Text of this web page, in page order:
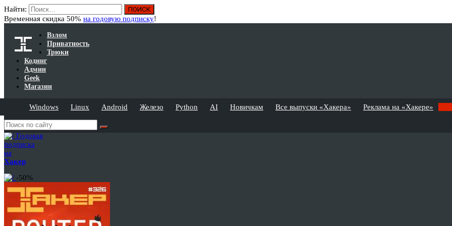
Найти:
Временная скидка 50% на годовую подписку!
Взлом
Приватность
Трюки
Кодинг
Админ
Geek
Магазин
Windows Linux Android Железо Python AI Новичкам Все выпуски «Хакера» Реклама на «Хакере»
Годовая
подписка
на
Хакер
-50%